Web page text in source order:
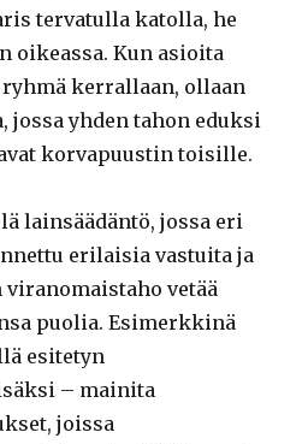
tervatulla katolla, he
oikeassa. Kun asioita
kerrallaan, ollaan
jossa yhden tahon eduksi
korvapuustin toisille.
lainsäädäntö, jossa eri
erilaisia vastuita ja
vetää
puolia. Esimerkkinä
esitetyn
– mainita
joissa